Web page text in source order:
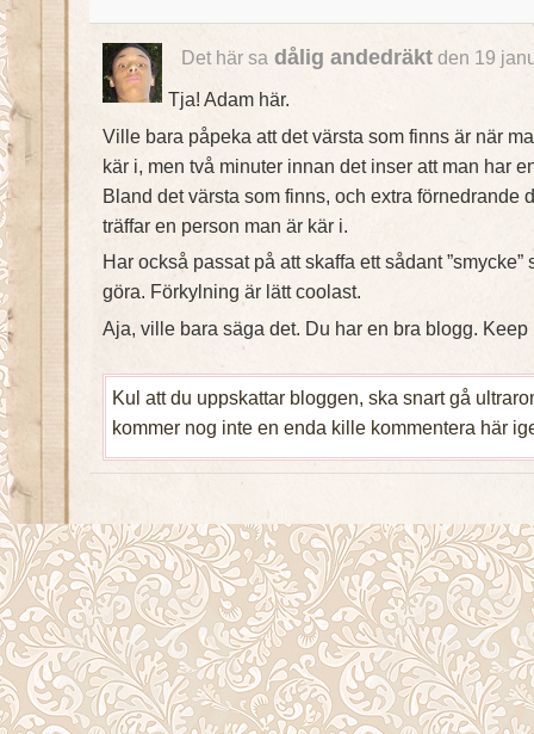
Det här sa dålig andedräktden 19
Tja! Adam här.
Ville bara påpeka att det värsta som finns är när
kär i, men två minuter innan det inser att man har
Bland det värsta som finns, och extra förnedrande
träffar en person man är kär i.
Har också passat på att skaffa ett sådant ”smycke”
göra. Förkylning är lätt coolast.
Aja, ville bara säga det. Du har en bra blogg.
Kul att du uppskattar bloggen, ska snart gå
kommer nog inte en enda kille kommentera här